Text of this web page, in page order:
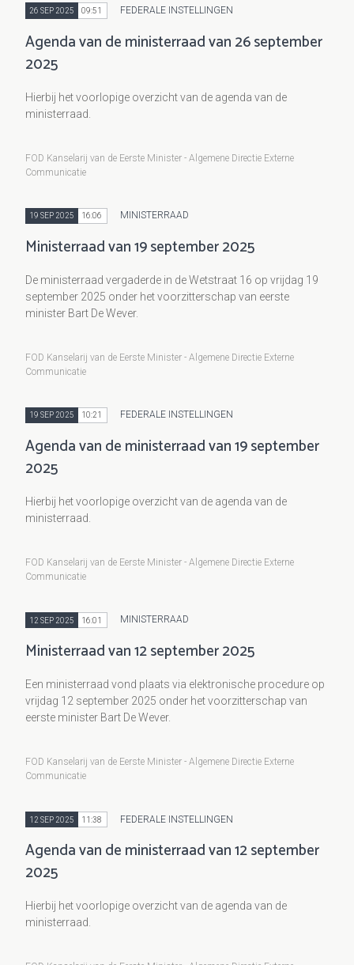
26 SEP 2025 09:51 FEDERALE INSTELLINGEN
Agenda van de ministerraad van 26 september
2025
Hierbij het voorlopige overzicht van de agenda van de
ministerraad.
FOD Kanselarij van de Eerste Minister - Algemene Directie Externe
Communicatie
19 SEP 2025 16:06 MINISTERRAAD
Ministerraad van 19 september 2025
De ministerraad vergaderde in de Wetstraat 16 op vrijdag 19
september 2025 onder het voorzitterschap van eerste
minister Bart De Wever.
FOD Kanselarij van de Eerste Minister - Algemene Directie Externe
Communicatie
19 SEP 2025 10:21 FEDERALE INSTELLINGEN
Agenda van de ministerraad van 19 september
2025
Hierbij het voorlopige overzicht van de agenda van de
ministerraad.
FOD Kanselarij van de Eerste Minister - Algemene Directie Externe
Communicatie
12 SEP 2025 16:01 MINISTERRAAD
Ministerraad van 12 september 2025
Een ministerraad vond plaats via elektronische procedure op
vrijdag 12 september 2025 onder het voorzitterschap van
eerste minister Bart De Wever.
FOD Kanselarij van de Eerste Minister - Algemene Directie Externe
Communicatie
12 SEP 2025 11:38 FEDERALE INSTELLINGEN
Agenda van de ministerraad van 12 september
2025
Hierbij het voorlopige overzicht van de agenda van de
ministerraad.